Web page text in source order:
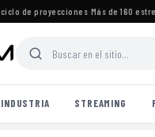
de proyecciones·Más de 160
INDUSTRIA STREAMING